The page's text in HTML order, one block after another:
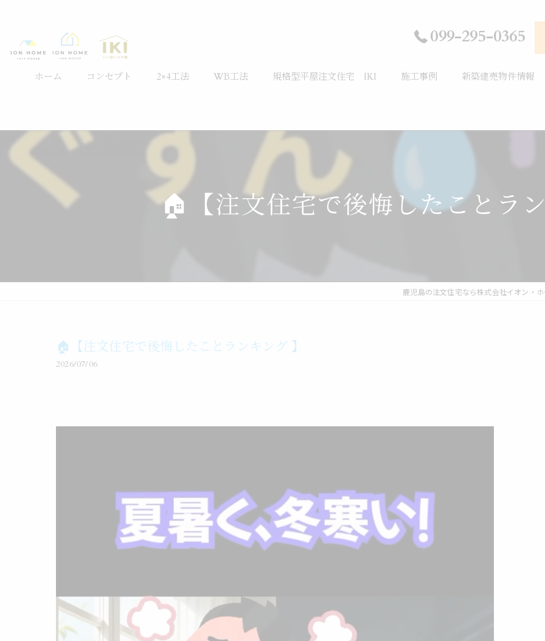
099-295-0365
ホーム コンセプト 2×4工法 WB工法 規格型平屋注文住宅 IKI 施工事例 新築建売物件情報
🏠【注文住宅で後悔したことラ
鹿児島の注文住宅なら株式会社イオン・
🏠【注文住宅で後悔したことランキング 】
2026/07/06